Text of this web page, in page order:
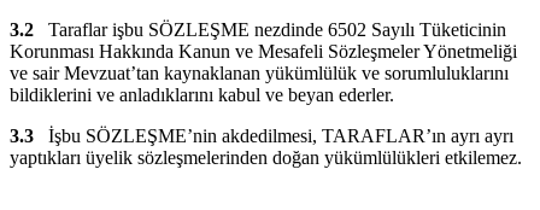
3.2
Taraflar işbu SÖZLEŞME nezdinde 6502 Sayılı Tüketicinin
Korunması Hakkında Kanun ve Mesafeli Sözleşmeler Yönetmeliği
ve sair Mevzuat’tan kaynaklanan yükümlülük ve sorumluluklarını
bildiklerini ve anladıklarını kabul ve beyan ederler.
3.3
İşbu SÖZLEŞME’nin akdedilmesi, TARAFLAR’ın ayrı ayrı
yaptıkları üyelik sözleşmelerinden doğan yükümlülükleri etkilemez.